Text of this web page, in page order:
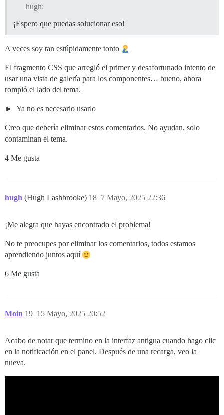
hugh:
¡Espero que puedas solucionar eso!
A veces soy tan estúpidamente tonto
El fragmento CSS que arregló el primer y desafortunado intento de
usar una vista de galería para los componentes… bueno, ahora
rompió el lado del tema.
Ya no es necesario usarlo
Creo que debería eliminar estos comentarios. No ayudan, solo
contaminan el tema.
4 Me gusta
hugh (Hugh Lashbrooke) 7 Mayo, 2025 22:36
18
¡Me alegra que hayas encontrado el problema!
No te preocupes por eliminar los comentarios, todos estamos
aprendiendo juntos aquí
6 Me gusta
Moin 15 Mayo, 2025 20:52
19
Acabo de notar que termino en la interfaz antigua cuando hago clic
en la notificación en el panel. Después de una recarga, veo la
nueva.